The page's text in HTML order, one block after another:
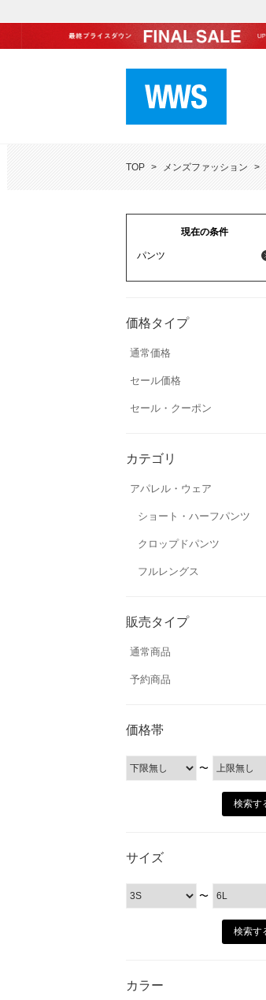
TOP > メンズファッション >
現在の条件
パンツ
価格タイプ
通常価格
セール価格
セール・クーポン
カテゴリ
アパレル・ウェア
ショート・ハーフパンツ
クロップドパンツ
フルレングス
販売タイプ
通常商品
予約商品
価格帯
〜
サイズ
〜
カラー